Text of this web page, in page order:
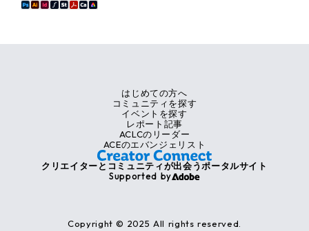
クリエイターとコミュニティが出会うポータルサイト
Supported by
Copyright © 2025 All rights reserved.
はじめての方へ
コミュニティを探す
イベントを探す
レポート記事
ACLCのリーダー
ACEのエバンジェリスト